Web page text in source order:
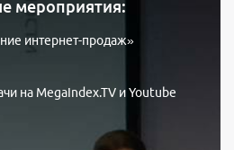
мероприятия:
интернет-продаж»
на MegaIndex.TV и Youtube